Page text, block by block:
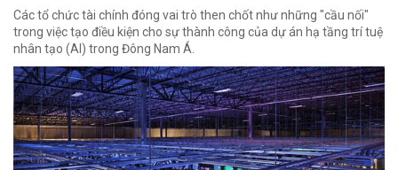
Các tổ chức tài chính đóng vai trò then chốt như những "cầu nối"
trong việc tạo điều kiện cho sự thành công của dự án hạ tầng trí tuệ
nhân tạo (AI) trong Đông Nam Á.